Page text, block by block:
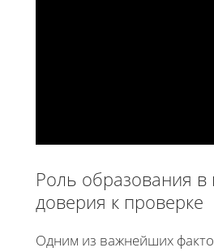
Роль образования
доверия к проверке
Одним из важнейших